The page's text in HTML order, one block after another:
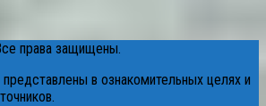
права защищены.
в ознакомительных целях и